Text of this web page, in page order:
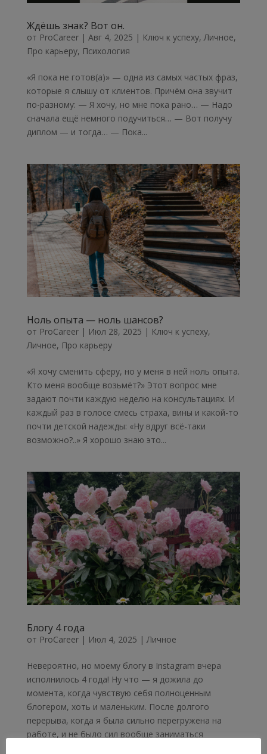
Ждёшь знак? Вот он.
от ProCareer| Авг 4, 2025 | Ключ к успеху,Личное,
Про карьеру, Психология
«Я пока не готов(а)» — одна из самых частых фраз,
которые я слышу от клиентов. Причём она звучит
по-разному: — Я хочу, но мне пока рано… — Надо
сначала ещё немного подучиться… — Вот получу
диплом — и тогда… — Пока...
Ноль опыта — ноль шансов?
от ProCareer| Июл 28, 2025 | Ключ к успеху,
Личное, Про карьеру
«Я хочу сменить сферу, но у меня в ней ноль опыта.
Кто меня вообще возьмёт?» Этот вопрос мне
задают почти каждую неделю на консультациях. И
каждый раз в голосе смесь страха, вины и какой-то
почти детской надежды: «Ну вдруг всё-таки
возможно?..» Я хорошо знаю это...
Блогу 4 года
от ProCareer| Июл 4, 2025 |Личное
Невероятно, но моему блогу в Instagram вчера
исполнилось 4 года! Ну что — я дожила до
момента, когда чувствую себя полноценным
блогером, хоть и маленьким. После долгого
перерыва, когда я была сильно перегружена на
работе, и не было сил вообще заниматься